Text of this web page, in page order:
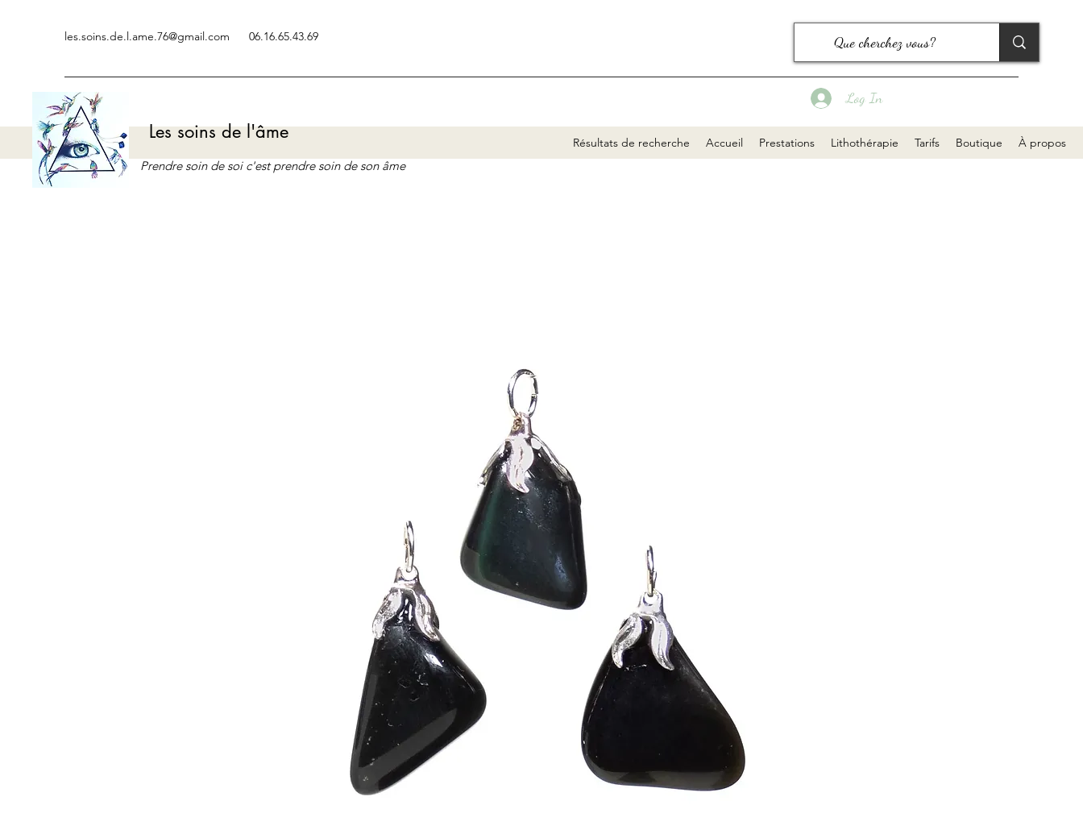
les.soins.de.l.ame.76@gmail.com 06.16.65.43.69
Les soins de l'âme Résultats de recherche Accueil Prestations Lithothérapie Tarifs Boutique À propos
Prendre soin de soi c'est prendre soin de son âme
Log In